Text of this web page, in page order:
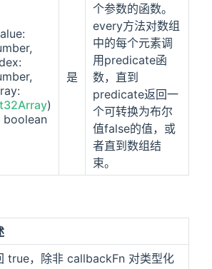
)
boolean
是
个参数的函数。
every方法对数组
中的每个元素调
用predicate函
数，直到
predicate返回一
个可转换为布尔
值false的值，或
者直到数组结
束。
true，除非 callbackFn 对类型化